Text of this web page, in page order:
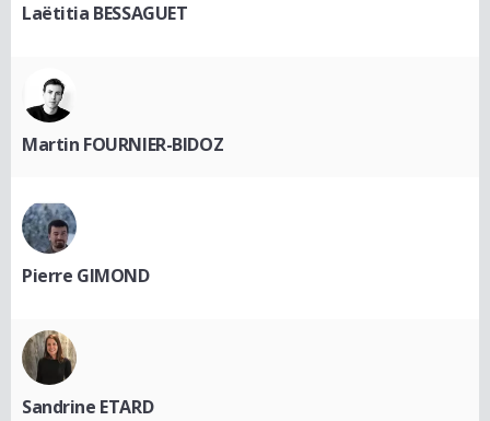
Laëtitia BESSAGUET
Martin FOURNIER-BIDOZ
Pierre GIMOND
Sandrine ETARD